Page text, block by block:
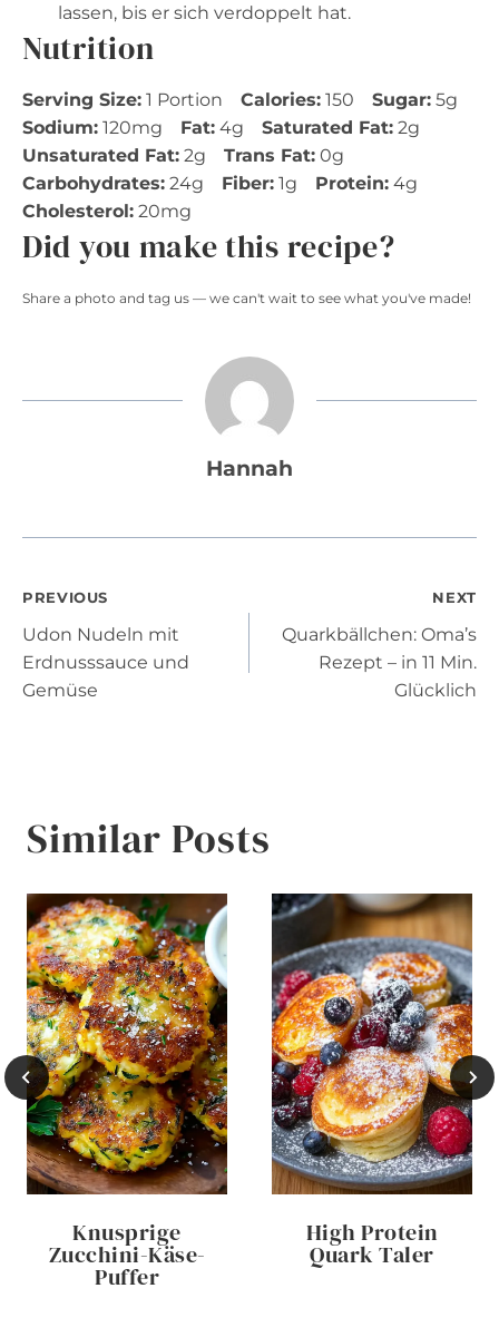
lassen, bis er sich verdoppelt hat.
Nutrition
Serving Size: 1 Portion Calories: 150 Sugar: 5g
Sodium: 120mg Fat: 4g Saturated Fat: 2g
Unsaturated Fat: 2g Trans Fat: 0g
Carbohydrates: 24g Fiber: 1g Protein: 4g
Cholesterol: 20mg
Did you make this recipe?
Share a photo and tag us — we can't wait to see what you've made!
Hannah
Post
navigation
PREVIOUS
Udon Nudeln mit
Erdnusssauce und
Gemüse
NEXT
Quarkbällchen: Oma’s
Rezept – in 11 Min.
Glücklich
Similar Posts
Knusprige
Zucchini-Käse-
Puffer
High Protein
Quark Taler